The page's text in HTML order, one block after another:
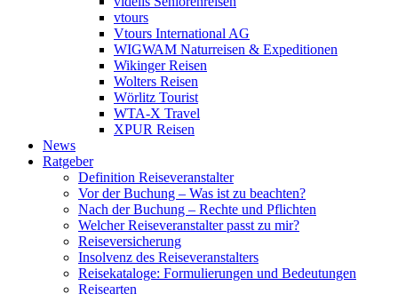
vtours
Vtours International AG
WIGWAM Naturreisen & Expeditionen
Wikinger Reisen
Wolters Reisen
Wörlitz Tourist
WTA-X Travel
XPUR Reisen
News
Ratgeber
Definition Reiseveranstalter
Vor der Buchung – Was ist zu beachten?
Nach der Buchung – Rechte und Pflichten
Welcher Reiseveranstalter passt zu mir?
Reiseversicherung
Insolvenz des Reiseveranstalters
Reisekataloge: Formulierungen und Bedeutungen
Reisearten